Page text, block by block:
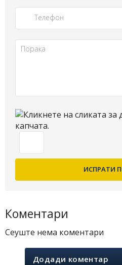
Коментари
Сеуште нема коментари
Додади коментар